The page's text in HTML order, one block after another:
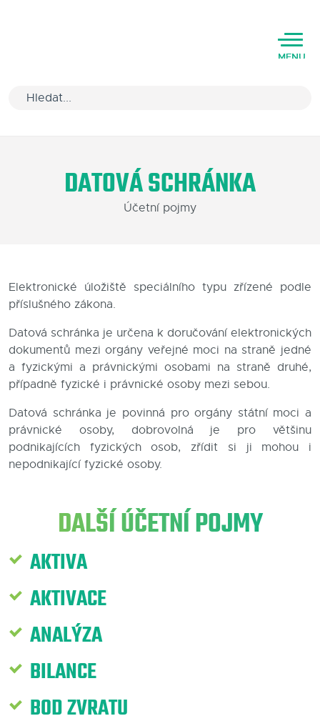
MENU
Varianty software
Kariéra
Blog
Kontakty
DATOVÁ SCHRÁNKA
Účetní pojmy
Elektronické úložiště speciálního typu zřízené podle
příslušného zákona.
Datová schránka je určena k doručování elektronických
dokumentů mezi orgány veřejné moci na straně jedné
a fyzickými a právnickými osobami na straně druhé,
případně fyzické i právnické osoby mezi sebou.
Datová schránka je povinná pro orgány státní moci a
právnické osoby, dobrovolná je pro většinu
podnikajících fyzických osob, zřídit si ji mohou i
nepodnikající fyzické osoby.
DALŠÍ ÚČETNÍ POJMY
AKTIVA
AKTIVACE
ANALÝZA
BILANCE
BOD ZVRATU